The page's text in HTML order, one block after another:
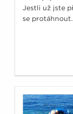
Jestli už jste
se protáhnout.